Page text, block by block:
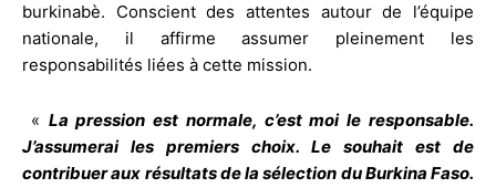
burkinabè. Conscient des attentes autour de l’équipe
nationale, il affirme assumer pleinement les
responsabilités liées à cette mission.
« La pression est normale, c’est moi le responsable.
J’assumerai les premiers choix. Le souhait est de
contribuer aux résultats de la sélection du Burkina Faso.